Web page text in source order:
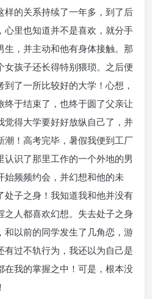
样的关系持续了一年多，到了后
心里也知道并不是喜欢，就分手
生，并主动和他有身体接触。那
女孩子还长得特别猥琐。之后便
了一所比较好的大学！心想，
终于结束了，也终于圆了父亲让
觉得大学要好好放纵自己了，并
潮！高考完毕，暑假我便到工厂
识了那里工作的一个外地的男
始频频约会，并幻想和他的未
处子之身！我知道我和他并没有
之人都喜欢幻想。失去处子之身
和以前的同学发生了几角恋，游
有过不轨行为，我还以为自己是
在我的掌握之中！可是，根本没